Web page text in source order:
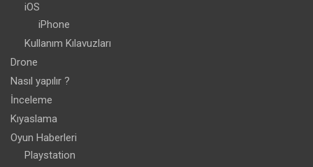
iOS
iPhone
Kullanım Kılavuzları
Drone
Nasıl yapılır ?
İnceleme
Kıyaslama
Oyun Haberleri
Playstation